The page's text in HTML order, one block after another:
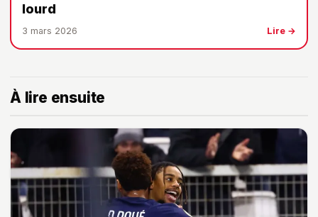
lourd
3 mars 2026 Lire →
À lire ensuite